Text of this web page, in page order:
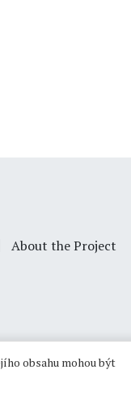
About the Project
obsahu mohou být